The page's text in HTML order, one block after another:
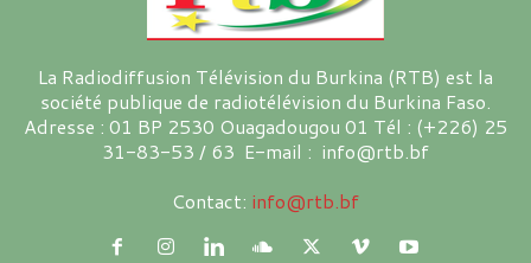
La Radiodiffusion Télévision du Burkina (RTB) est la
société publique de radiotélévision du Burkina Faso.
Adresse : 01 BP 2530 Ouagadougou 01 Tél : (+226) 25
31-83-53 / 63 E-mail : info@rtb.bf
Contact: info@rtb.bf